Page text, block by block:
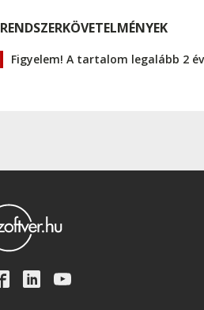
RENDSZERKÖVETELMÉNYEK
Figyelem! A tartalom legalább 2